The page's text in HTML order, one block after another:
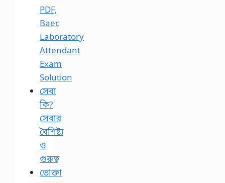
PDF,
Baec
Laboratory
Attendant
Exam
Solution
সেবা
কি?
সেবার
বৈশিষ্ট্য
ও
গুরুত্ব
ভোক্তা